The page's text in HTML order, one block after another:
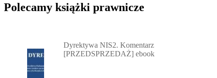
Polecamy książki prawnicze
Dyrektywa NIS2. Komentarz
[PRZEDSPRZEDAŻ] ebook